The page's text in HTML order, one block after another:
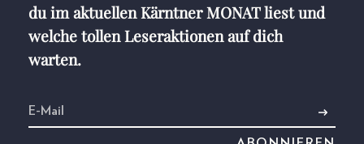
du im aktuellen Kärntner MONAT liest und
welche tollen Leseraktionen auf dich
warten.